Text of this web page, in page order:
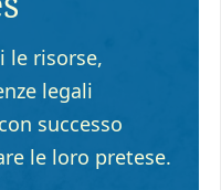
le risorse,
legali
successo
le loro pretese.